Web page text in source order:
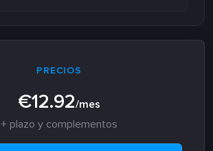
PRECIOS
€12.92/mes
+ plazo y complementos